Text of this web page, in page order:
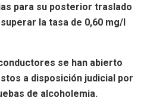
para su posterior traslado
la tasa de 0,60 mg/l
se han abierto
a disposición judicial por
de alcoholemia.